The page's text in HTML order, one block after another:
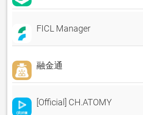
FICL Manager
融金通
[Official] CH.ATOMY